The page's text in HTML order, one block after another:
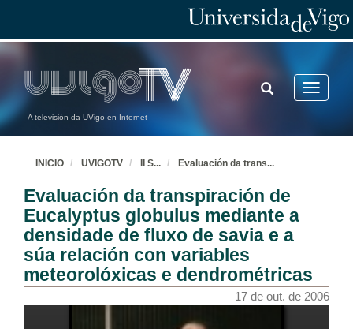
A televisión da UVigo en Internet
Toggle
TOGGLE
SEARCH
INICIO UVIGOTV II S... Evaluación da trans...
Evaluación da transpiración de
Eucalyptus globulus mediante a
densidade de fluxo de savia e a
súa relación con variables
meteorolóxicas e dendrométricas
17 de out. de 2006
17 de out. de 2006
Repetitive induction of somatic embryogenesis in mature zygotic embryos of Eucalyptus globulus Labill
17 de out. de 2006